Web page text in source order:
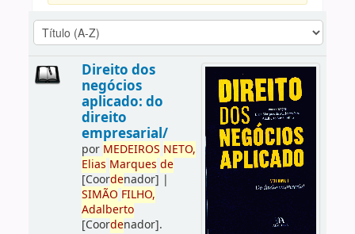
Direito dos
negócios
aplicado: do
direito
empresarial/
por MEDEIROS NETO,
Elias Marques de
[Coordenador] |
SIMÃO FILHO,
Adalberto
[Coordenador].